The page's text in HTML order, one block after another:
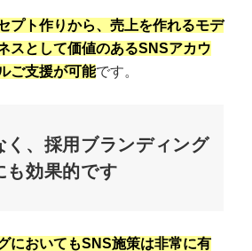
プト作りから、売上を作れるモデ
スとして価値のあるSNSアカウ
ご支援が可能です。
く、採用ブランディング
も効果的です
においてもSNS施策は非常に有